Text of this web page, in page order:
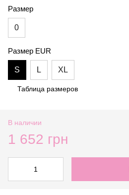
Размер
0
Размер EUR
S L XL
Таблица размеров
В наличии
1 652 грн